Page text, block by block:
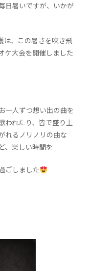
日暑いですが、いかが
は、この暑さを吹き飛
ケ大会を開催しました
お一人ずつ想い出の曲を
われたり、皆で盛り上
れるノリノリの曲な
ど、楽しい時間を
ごしました